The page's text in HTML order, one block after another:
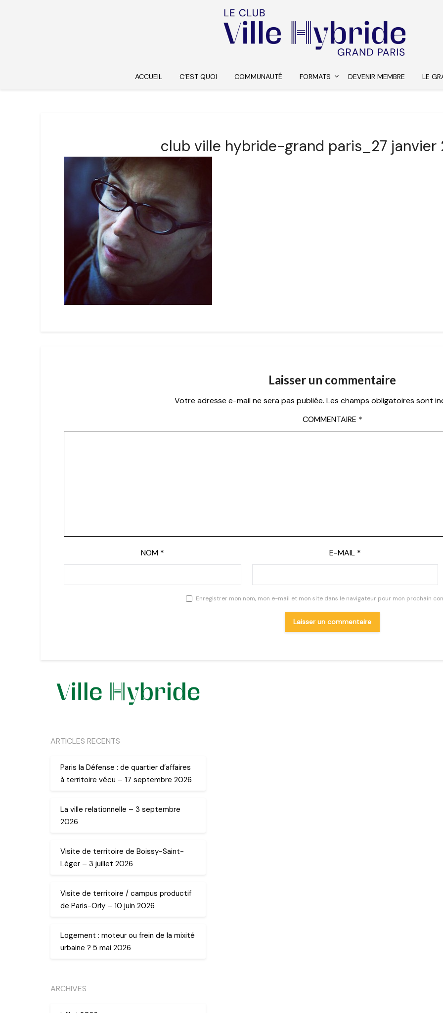
ACCUEIL C’EST QUOI COMMUNAUTÉ FORMATS DEVENIR MEMBRE LE
club ville hybride-grand paris_27 janvier
Laisser un commentaire
Votre adresse e-mail ne sera pas publiée. Les champs obligatoires sont
COMMENTAIRE *
NOM * E-MAIL *
Enregistrer mon nom, mon e-mail et mon site dans le navigateur pour mon prochain
ARTICLES RECENTS
Paris la Défense : de quartier d’affaires
à territoire vécu – 17 septembre 2026
La ville relationnelle – 3 septembre
2026
Visite de territoire de Boissy-Saint-
Léger – 3 juillet 2026
Visite de territoire / campus productif
de Paris-Orly – 10 juin 2026
Logement : moteur ou frein de la mixité
urbaine ? 5 mai 2026
ARCHIVES